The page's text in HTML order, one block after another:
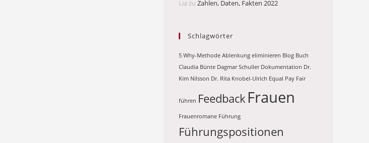
Lia zu Zahlen, Daten, Fakten 2022
Schlagwörter
5 Why-Methode Ablenkung eliminieren Blog Buch
Claudia Bünte Dagmar Schuller Dokumentation Dr.
Kim Nilsson Dr. Rita Knobel-Ulrich Equal Pay Fair
führen Feedback Frauen
Frauenromane Führung
Führungspositionen